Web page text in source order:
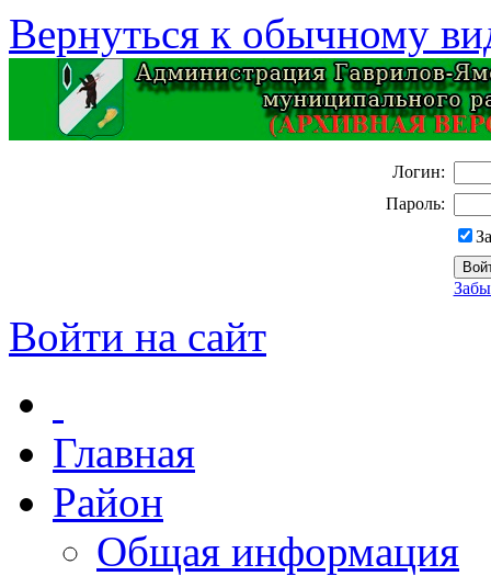
Вернуться к обычному
Логин:
Пароль:
Войти на сайт
Главная
Район
Общая информация